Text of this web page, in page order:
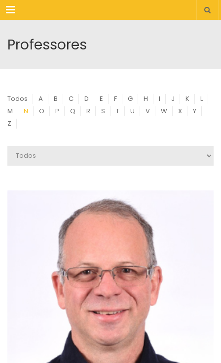
Menu
Professores
Todos A B C D E F G H I J K
L
M
N O P Q R S T U V W X
Y
Z